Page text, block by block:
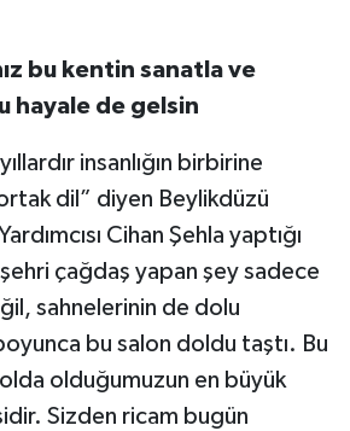
bu kentin sanatla ve
hayale de gelsin
insanlığın birbirine
ortak dil” diyen Beylikdüzü
Cihan Şehla yaptığı
çağdaş yapan şey sadece
sahnelerinin de dolu
bu salon doldu taştı. Bu
olduğumuzun en büyük
Sizden ricam bugün